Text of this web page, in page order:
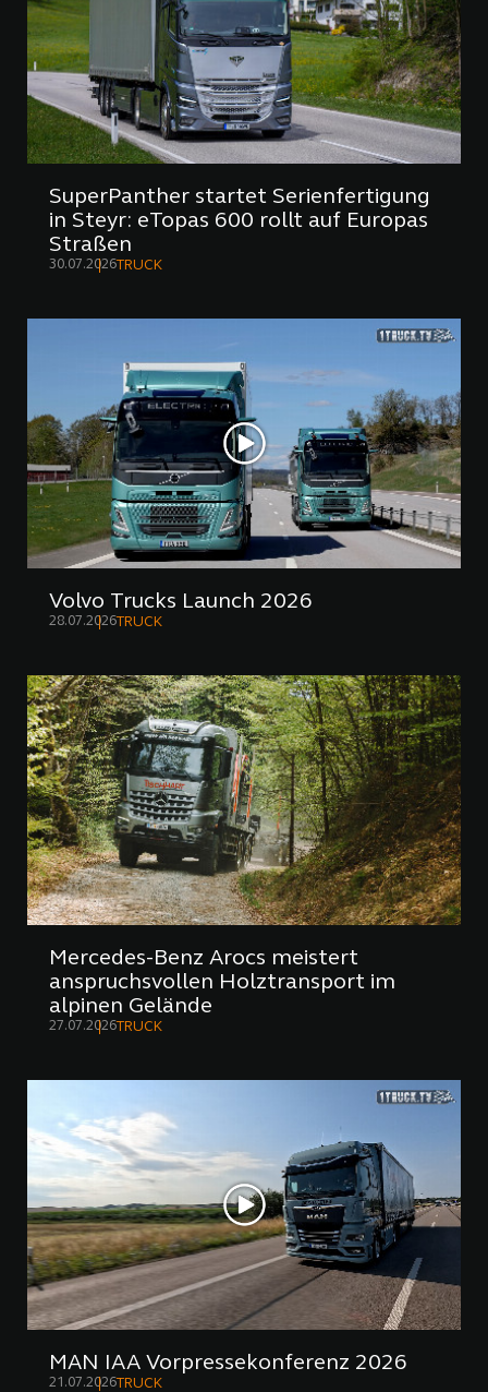
SuperPanther startet Serienfertigung
in Steyr: eTopas 600 rollt auf Europas
Straßen
30.07.2026TRUCK
Volvo Trucks Launch 2026
28.07.2026TRUCK
Mercedes-Benz Arocs meistert
anspruchsvollen Holztransport im
alpinen Gelände
27.07.2026TRUCK
MAN IAA Vorpressekonferenz 2026
21.07.2026TRUCK